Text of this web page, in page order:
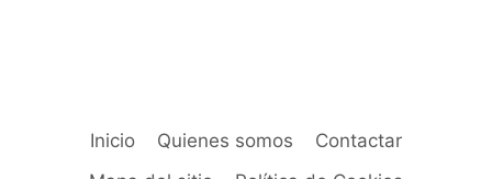
Inicio Quienes somos
Contactar